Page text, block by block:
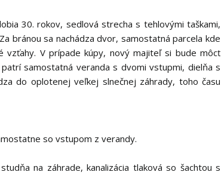
30. rokov, sedlová strecha s tehlovými taškami,
bránou sa nachádza dvor, samostatná parcela kde
vzťahy. V prípade kúpy, nový majiteľ si bude môcť
samostatná veranda s dvomi vstupmi, dielňa s
do oplotenej veľkej slnečnej záhrady, toho času
so vstupom z verandy.
na záhrade, kanalizácia tlaková so šachtou s